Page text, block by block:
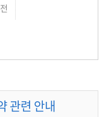
관련 안내